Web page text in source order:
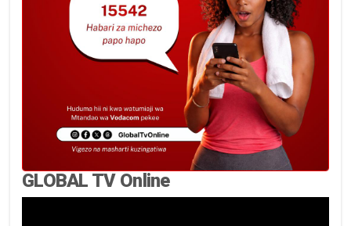
GLOBAL TV Online